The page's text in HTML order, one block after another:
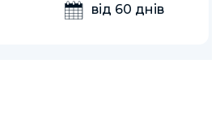
від 60 днів